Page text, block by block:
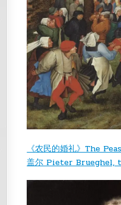
《农民的婚礼》The
盖尔 Pieter Brueghel,